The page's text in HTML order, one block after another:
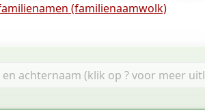
(familienaamwolk)